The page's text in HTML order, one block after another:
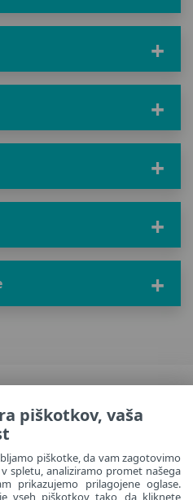
vse pravice pridržane |
|
piškotkov
piškotkov, vaša
piškotke, da vam zagotovimo
spletu, analiziramo promet našega
prikazujemo prilagojene oglase.
vseh piškotkov tako, da kliknete